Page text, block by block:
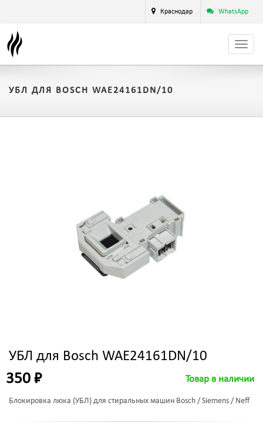
Краснодар WhatsApp
УБЛ ДЛЯ BOSCH WAE24161DN/10
УБЛ для Bosch WAE24161DN/10
350 ₽ Товар в наличии
Блокировка люка (УБЛ) для стиральных машин Bosch / Siemens / Neff